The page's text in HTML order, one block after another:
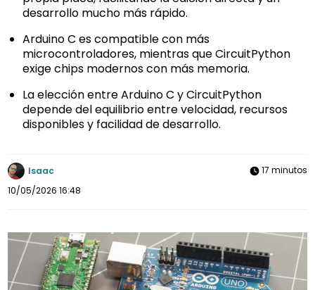
desarrollo mucho más rápido.
Arduino C es compatible con más
microcontroladores, mientras que CircuitPython
exige chips modernos con más memoria.
La elección entre Arduino C y CircuitPython
depende del equilibrio entre velocidad, recursos
disponibles y facilidad de desarrollo.
Isaac
10/05/2026 16:48
17 minutos